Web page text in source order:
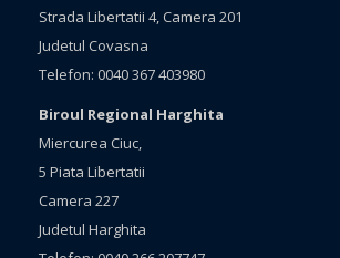
Strada Libertatii 4, Camera 201
Judetul Covasna
Telefon: 0040 367 403980
Biroul Regional Harghita
Miercurea Ciuc,
5 Piata Libertatii
Camera 227
Judetul Harghita